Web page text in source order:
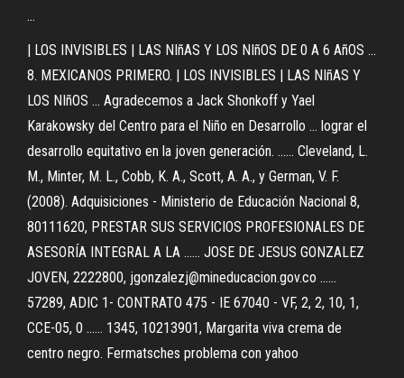
...
| LOS INVISIBLES | LAS NIñAS Y LOS NIñOS DE 0 A 6 AñOS ...
8. MEXICANOS PRIMERO. | LOS INVISIBLES | LAS NIñAS Y
LOS NIñOS ... Agradecemos a Jack Shonkoff y Yael
Karakowsky del Centro para el Niño en Desarrollo ... lograr el
desarrollo equitativo en la joven generación. ...... Cleveland, L.
M., Minter, M. L., Cobb, K. A., Scott, A. A., y German, V. F.
(2008). Adquisiciones - Ministerio de Educación Nacional 8,
80111620, PRESTAR SUS SERVICIOS PROFESIONALES DE
ASESORÍA INTEGRAL A LA ...... JOSE DE JESUS GONZALEZ
JOVEN, 2222800, jgonzalezj@mineducacion.gov.co ......
57289, ADIC 1- CONTRATO 475 - IE 67040 - VF, 2, 2, 10, 1,
CCE-05, 0 ...... 1345, 10213901, Margarita viva crema de
centro negro. Fermatsches problema con yahoo